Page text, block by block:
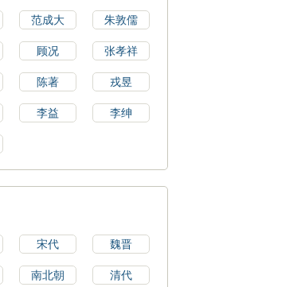
范成大 朱敦儒
顾况 张孝祥
陈著 戎昱
李益 李绅
宋代 魏晋
南北朝 清代